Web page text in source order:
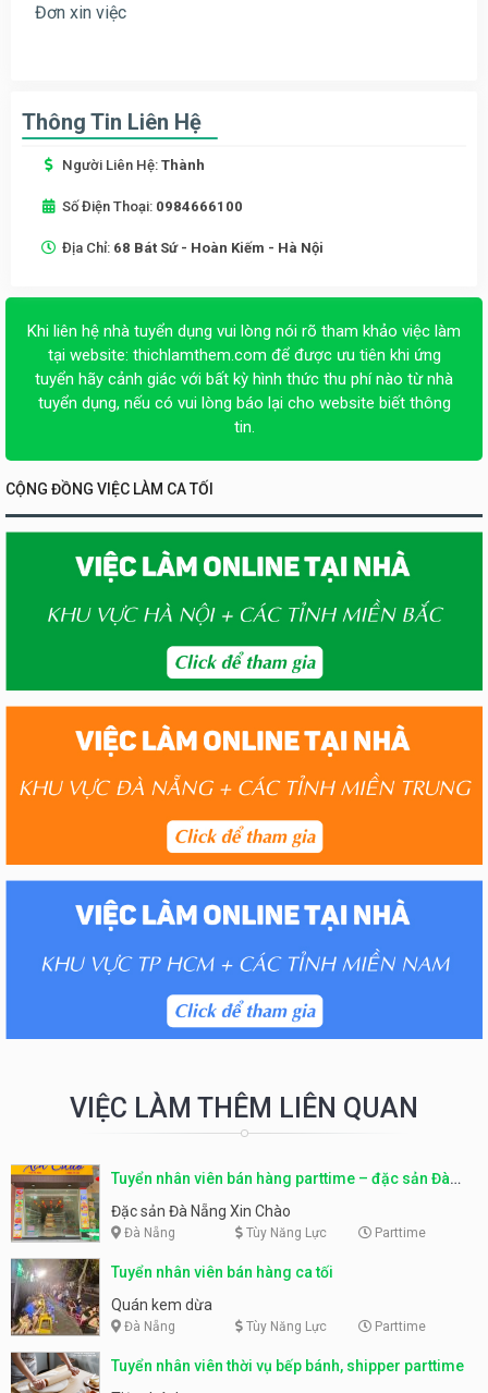
Đơn xin việc
Thông Tin Liên Hệ
Người Liên Hệ: Thành
Số Điện Thoại: 0984666100
Địa Chỉ: 68 Bát Sứ - Hoàn Kiếm - Hà Nội
Khi liên hệ nhà tuyển dụng vui lòng nói rõ tham khảo việc làm
tại website: thichlamthem.com để được ưu tiên khi ứng
tuyển hãy cảnh giác với bất kỳ hình thức thu phí nào từ nhà
tuyển dụng, nếu có vui lòng báo lại cho website biết thông
tin.
CỘNG ĐỒNG VIỆC LÀM CA TỐI
VIỆC LÀM THÊM LIÊN QUAN
Tuyển nhân viên bán hàng parttime – đặc sản Đà
Nẵng
Đặc sản Đà Nẵng Xin Chào
Đà Nẵng Tùy Năng Lực Parttime
Tuyển nhân viên bán hàng ca tối
Quán kem dừa
Đà Nẵng Tùy Năng Lực Parttime
Tuyển nhân viên thời vụ bếp bánh, shipper parttime